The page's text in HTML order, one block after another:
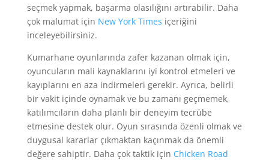
seçmek yapmak, başarma olasılığını artırabilir. Daha
çok malumat için New York Times içeriğini
inceleyebilirsiniz.
Kumarhane oyunlarında zafer kazanan olmak için,
oyuncuların mali kaynaklarını iyi kontrol etmeleri ve
kayıplarını en aza indirmeleri gerekir. Ayrıca, belirli
bir vakit içinde oynamak ve bu zamanı geçmemek,
katılımcıların daha planlı bir deneyim tecrübe
etmesine destek olur. Oyun sırasında özenli olmak ve
duygusal kararlar çıkmaktan kaçınmak da önemli
değere sahiptir. Daha çok taktik için Chicken Road